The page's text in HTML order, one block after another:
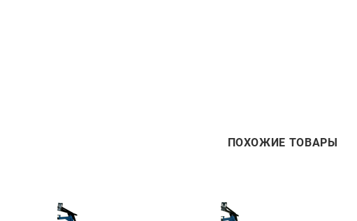
ПОХОЖИЕ ТОВАРЫ